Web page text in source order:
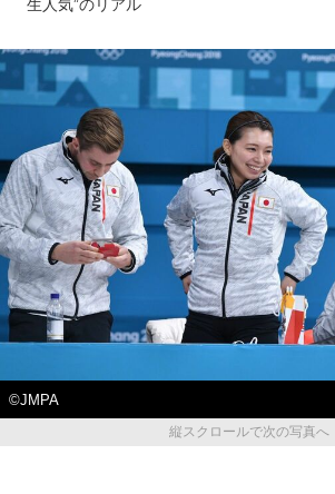
生人気”のリアル
©JMPA
縦スクロールで次の写真へ